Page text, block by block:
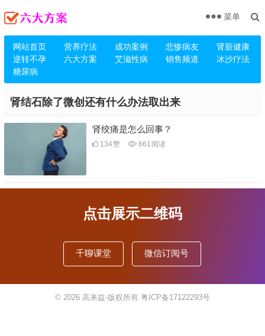
网站首页 营养疗法 成功案例 悲惨病友
肾脏健康
逆转不孕
六大方案 艾滋性病 销售频道
冰沙疗法
糖尿病
菜单
肾结石除了微创还有什么办法取出来
肾绞痛是怎么回事？
134赞 661 阅读
点击展示二维码
千聊课堂 微信订阅号
© 2026 高来益-版权所有 粤ICP备17122293号